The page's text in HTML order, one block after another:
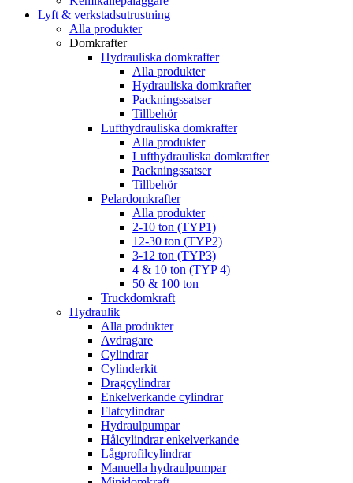
Lyft & verkstadsutrustning
Alla produkter
Domkrafter
Hydrauliska domkrafter
Alla produkter
Hydrauliska domkrafter
Packningssatser
Tillbehör
Lufthydrauliska domkrafter
Alla produkter
Lufthydrauliska domkrafter
Packningssatser
Tillbehör
Pelardomkrafter
Alla produkter
2-10 ton (TYP1)
12-30 ton (TYP2)
3-12 ton (TYP3)
4 & 10 ton (TYP 4)
50 & 100 ton
Truckdomkraft
Hydraulik
Alla produkter
Avdragare
Cylindrar
Cylinderkit
Dragcylindrar
Enkelverkande cylindrar
Flatcylindrar
Hydraulpumpar
Hålcylindrar enkelverkande
Lågprofilcylindrar
Manuella hydraulpumpar